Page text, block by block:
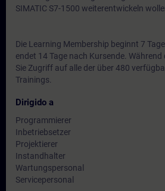
SIMATIC S7-1500 weiterentwickeln
Die Learning Membership beginnt 7
endet 14 Tage nach Kursende.
Sie Zugriff auf alle der über 480
Trainings.
Dirigido a
Programmierer
Inbetriebsetzer
Projektierer
Instandhalter
Wartungspersonal
Servicepersonal